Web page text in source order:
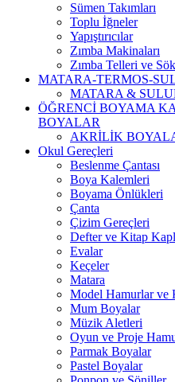
Sümen Takımları
Toplu İğneler
Yapıştırıcılar
Zımba Makinaları
Zımba Telleri ve
MATARA-TERMOS-
MATARA &
ÖĞRENCİ BOYAMA
BOYALAR
AKRİLİK
Okul Gereçleri
Beslenme Çantası
Boya Kalemleri
Boyama Önlükleri
Çanta
Çizim Gereçleri
Defter ve Kitap
Evalar
Keçeler
Matara
Model Hamurlar ve
Mum Boyalar
Müzik Aletleri
Oyun ve Proje
Parmak Boyalar
Pastel Boyalar